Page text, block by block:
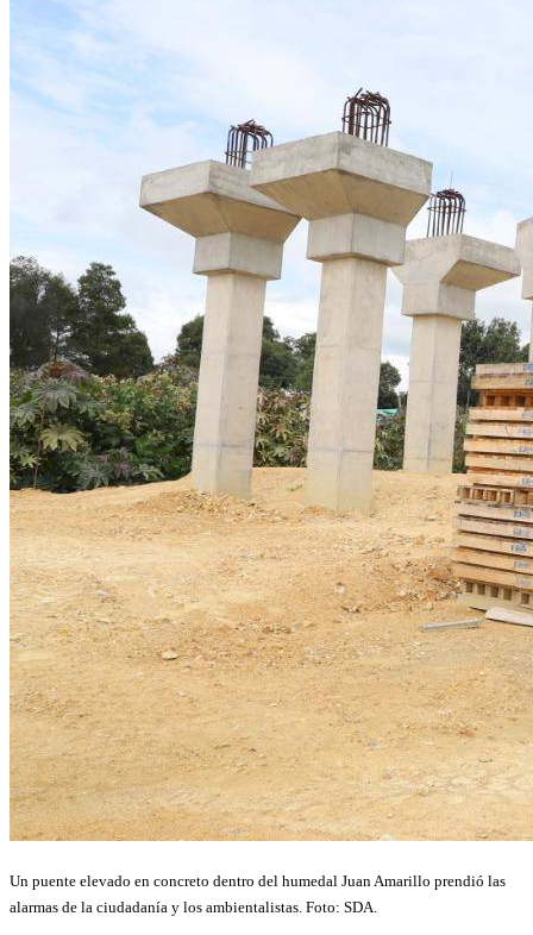
Un puente elevado en concreto dentro del humedal Juan Amarillo prendió las
alarmas de la ciudadanía y los ambientalistas. Foto: SDA.